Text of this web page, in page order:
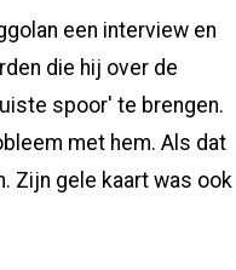
een interview en
die hij over de
spoor' te brengen.
met hem. Als dat
Zijn gele kaart was ook